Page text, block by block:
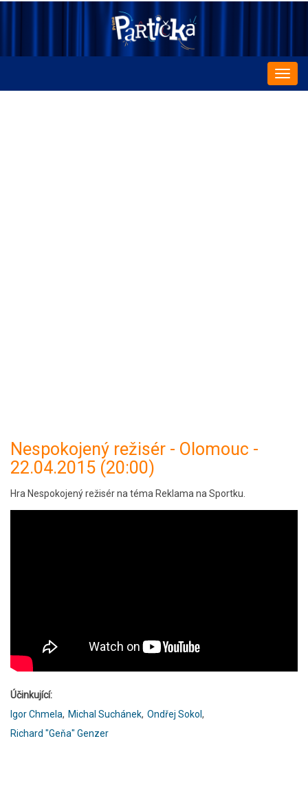
Nespokojený režisér - Olomouc -
22.04.2015 (20:00)
Hra Nespokojený režisér na téma Reklama na Sportku.
Účinkující
Igor Chmela
Michal Suchánek Ondřej Sokol
Richard "Geňa" Genzer